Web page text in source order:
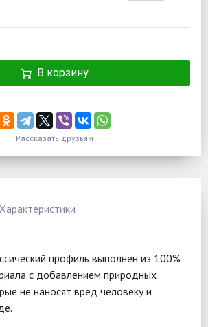
В корзину
Рассказать друзьям
Характеристики
профиль выполнен из 100%
с добавлением природных
не наносят вред человеку и